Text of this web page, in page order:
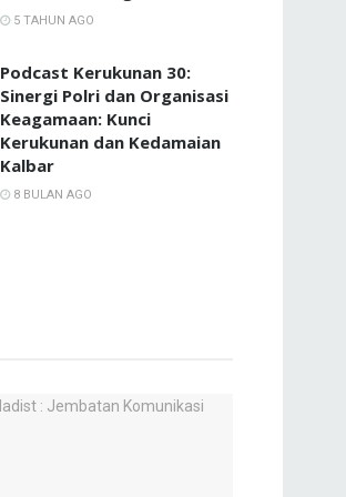
5 TAHUN AGO
Podcast Kerukunan 30:
Sinergi Polri dan Organisasi
Keagamaan: Kunci
Kerukunan dan Kedamaian
Kalbar
8 BULAN AGO